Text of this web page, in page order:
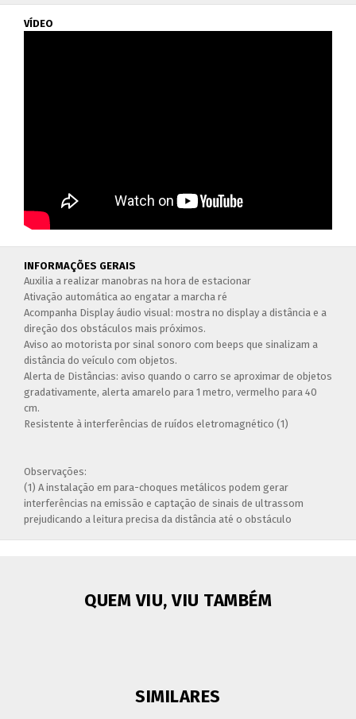
VÍDEO
INFORMAÇÕES GERAIS
Auxilia a realizar manobras na hora de estacionar
Ativação automática ao engatar a marcha ré
Acompanha Display áudio visual: mostra no display a distância e a
direção dos obstáculos mais próximos.
Aviso ao motorista por sinal sonoro com beeps que sinalizam a
distância do veículo com objetos.
Alerta de Distâncias: aviso quando o carro se aproximar de objetos
gradativamente, alerta amarelo para 1 metro, vermelho para 40
cm.
Resistente à interferências de ruídos eletromagnético (1)
Observações:
(1) A instalação em para-choques metálicos podem gerar
interferências na emissão e captação de sinais de ultrassom
prejudicando a leitura precisa da distância até o obstáculo
QUEM VIU, VIU TAMBÉM
SIMILARES